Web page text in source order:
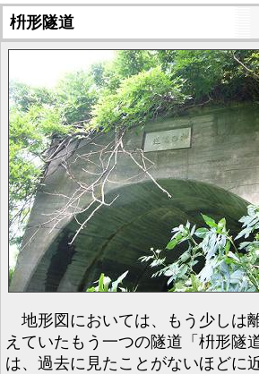
枡形隧道
地形図においては、もう少しは
えていたもう一つの隧道「枡形隧
は、過去に見たことがないほどに